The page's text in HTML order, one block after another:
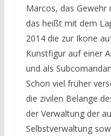
Marcos, das Gewehr
das heißt mit dem
2014 die zur Ikone
Kunstfigur auf einer
und als
Schon viel früher
die zivilen Belange
der Verwaltung der
Selbstverwaltung